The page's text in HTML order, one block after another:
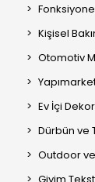
Kişisel
Otomotiv
Ev İçi
Dürbün ve
Outdoor ve